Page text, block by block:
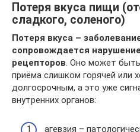
Потеря вкуса пищи
сладкого, соленого)
Потеря вкуса –
сопровождается
рецепторов. Оно может
приёма слишком горячей или
долгосрочным, а это уже
внутренних органов:
агевзия –